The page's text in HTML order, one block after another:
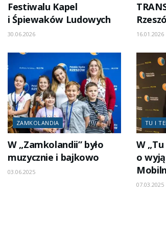
Festiwalu Kapel
i Śpiewaków Ludowych
30.06.2026 16.01.2026
ZAMKOLANDIA
W „Zamkolandii” było
muzycznie i bajkowo
03.06.2025
TU I
W
o
07.03.2025